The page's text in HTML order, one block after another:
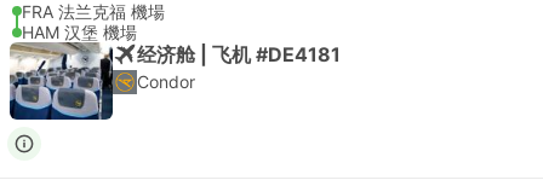
FRA 法兰克福 機場
HAM 汉堡 機場
经济舱 | 飞机 #DE4181
Condor